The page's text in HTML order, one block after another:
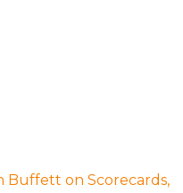
Buffett on Scorecards,